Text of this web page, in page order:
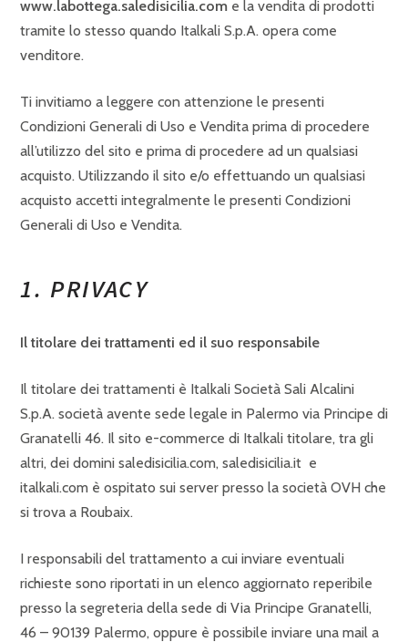
www.labottega.saledisicilia.com e la vendita di prodotti
tramite lo stesso quando Italkali S.p.A. opera come
venditore.
Ti invitiamo a leggere con attenzione le presenti
Condizioni Generali di Uso e Vendita prima di procedere
all’utilizzo del sito e prima di procedere ad un qualsiasi
acquisto. Utilizzando il sito e/o effettuando un qualsiasi
acquisto accetti integralmente le presenti Condizioni
Generali di Uso e Vendita.
1. PRIVACY
Il titolare dei trattamenti ed il suo responsabile
Il titolare dei trattamenti è Italkali Società Sali Alcalini
S.p.A. società avente sede legale in Palermo via Principe di
Granatelli 46. Il sito e-commerce di Italkali titolare, tra gli
altri, dei domini saledisicilia.com, saledisicilia.it e
italkali.com è ospitato sui server presso la società OVH che
si trova a Roubaix.
I responsabili del trattamento a cui inviare eventuali
richieste sono riportati in un elenco aggiornato reperibile
presso la segreteria della sede di Via Principe Granatelli,
46 – 90139 Palermo, oppure è possibile inviare una mail a